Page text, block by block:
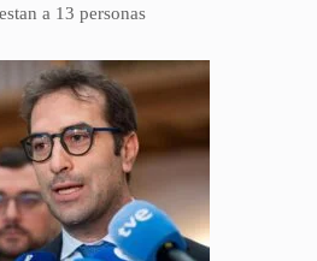
a 13 personas